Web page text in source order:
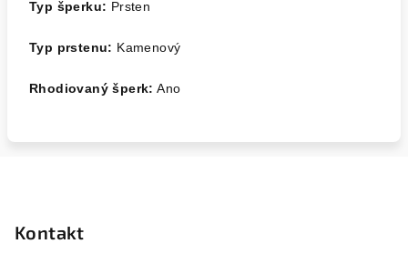
Typ šperku: Prsten
Typ prstenu: Kamenový
Rhodiovaný šperk: Ano
Kontakt